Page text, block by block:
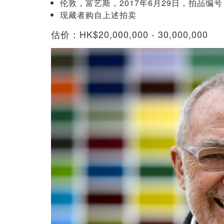
伦敦，富艺斯，2017年6月29日，拍品编
现藏者购自上述拍卖
估价：HK$20,000,000 - 30,000,000